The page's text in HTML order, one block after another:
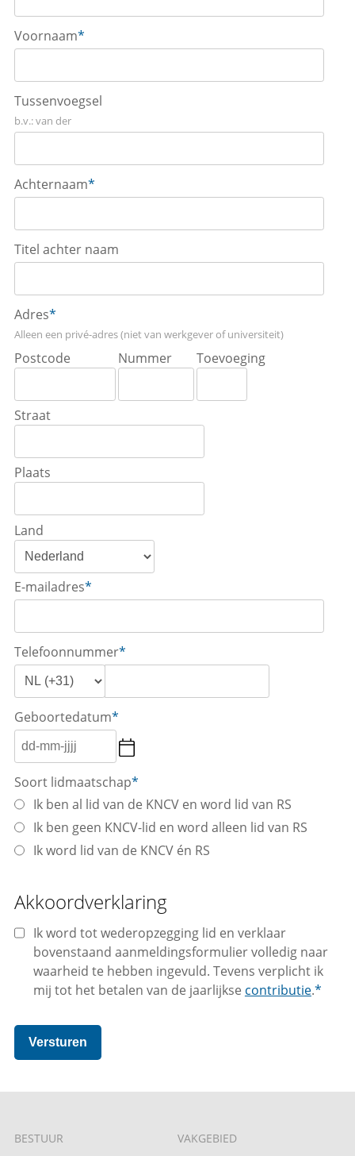
Voornaam*
Tussenvoegsel
b.v.: van der
Achternaam*
Titel achter naam
Adres*
Alleen een privé-adres (niet van werkgever of universiteit)
Postcode Nummer Toevoeging
Straat
Plaats
Land
E-mailadres*
Telefoonnummer*
Geboortedatum*
Soort lidmaatschap*
Ik ben al lid van de KNCV en word lid van RS
Ik ben geen KNCV-lid en word alleen lid van RS
Ik word lid van de KNCV én RS
Akkoordverklaring
Ik word tot wederopzegging lid en verklaar
bovenstaand aanmeldingsformulier volledig naar
waarheid te hebben ingevuld. Tevens verplicht ik
mij tot het betalen van de jaarlijkse contributie.*
Versturen
BESTUUR VAKGEBIED